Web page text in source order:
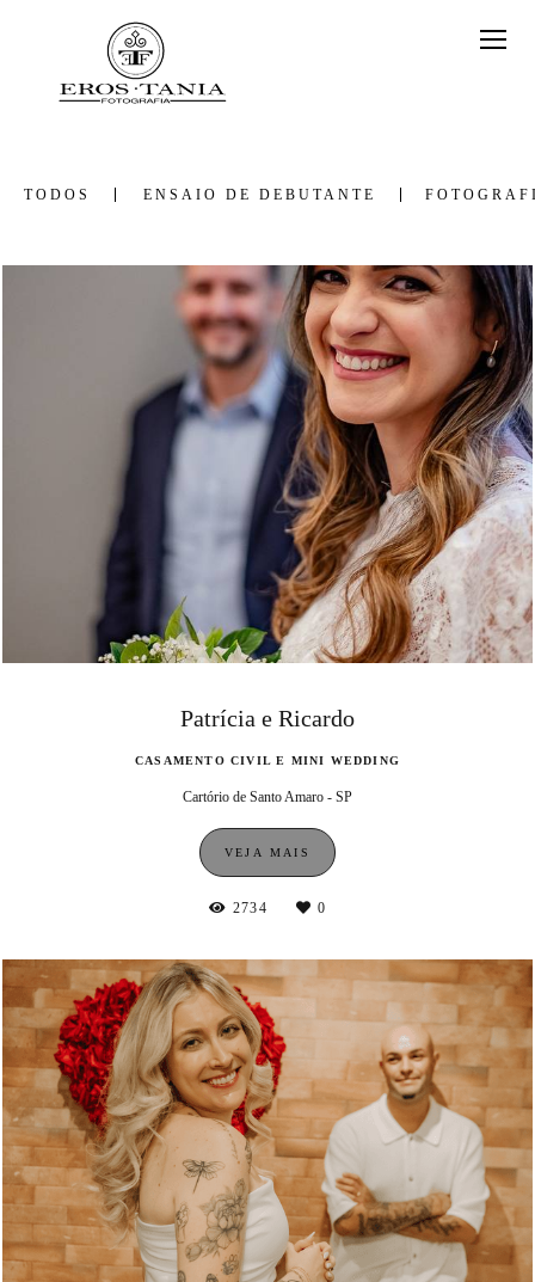
TODOS ENSAIO DE DEBUTANTE
Patrícia e Ricardo
CASAMENTO CIVIL E MINI WEDDING
Cartório de Santo Amaro - SP
VEJA MAIS
2734 0